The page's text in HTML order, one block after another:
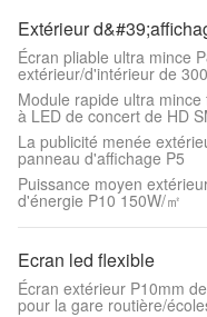
Extérieur
Écran pliable ultra mince
extérieur/d'intérieur de
Module rapide ultra
à LED de concert de HD
La publicité menée
panneau d'affichage P5
Puissance moyen
d'énergie P10 150W/㎡
Ecran led flexible
Écran extérieur P10mm
pour la gare routière/